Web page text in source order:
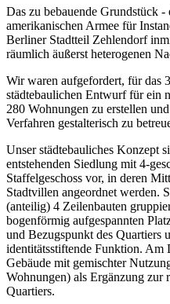
Das zu bebauende Grundstück
amerikanischen Armee für
Berliner Stadtteil Zehlendorf
räumlich äußerst heterogenen
Wir waren aufgefordert, für das
städtebaulichen Entwurf für ein
280 Wohnungen zu erstellen
Verfahren gestalterisch zu
Unser städtebauliches Konzept
entstehenden Siedlung mit 4-
Staffelgeschoss vor, in deren
Stadtvillen angeordnet werden.
(anteilig) 4 Zeilenbauten
bogenförmig aufgespannten
und Bezugspunkt des Quartiers
identitätsstiftende Funktion. Am
Gebäude mit gemischter
Wohnungen) als Ergänzung zur
Quartiers.